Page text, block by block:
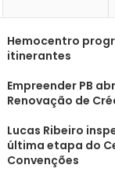
Hemocentro
itinerantes
Empreender PB
Renovação de
Lucas Ribeiro
última etapa do
Convenções